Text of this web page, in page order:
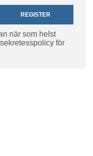
REGISTER
när som helst
för